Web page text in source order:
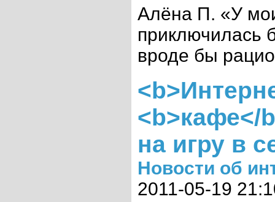
Алёна П. «У
приключилась
вроде бы
<b>кафе</
на игру в
Новости об
2011-05-19